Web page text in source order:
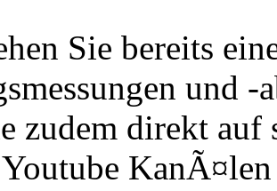
Sie bereits
und -
zudem direkt auf